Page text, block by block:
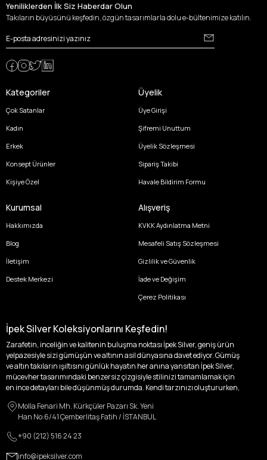
Yeniliklerden İlk Siz Haberdar Olun
Takıların büyüsünü keşfedin, özgün tasarımlarla dolu e-bültenimize katılın.
Kategoriler
Çok Satanlar
Kadın
Erkek
Konsept Ürünler
Kişiye Özel
Üyelik
Üye Girişi
Şifremi Unuttum
Üyelik Sözleşmesi
Sipariş Takibi
Havale Bildirim Formu
Kurumsal
Hakkımızda
Blog
İletişim
Destek Merkezi
Alışveriş
KVKK Aydınlatma Metni
Mesafeli Satış Sözleşmesi
Gizlilik ve Güvenlik
İade ve Değişim
Çerez Politikası
İpek Silver Koleksiyonlarını Keşfedin!
Zarafetin, inceliğin ve kalitenin buluşma noktası İpek Silver, geniş ürün
yelpazesiyle sizi gümüşün ve altının asil dünyasına davet ediyor. Gümüş
ve altın takıların ışıltısını günlük hayatın her anına yansıtan İpek Silver,
mücevher tasarımındaki benzersiz çizgisiyle stilinizi tamamlamak için
en ince detayları bile düşünmüş durumda. Kendi tarzınızı oluştururken,
özgünlüğünüzü ön plana çıkaracak tasarımlarımızla tanışın.
İpek Silver’da her bir parça, sizin benzersiz hikayenizi anlatıyor. İster
kendinizi ifade etmek için özel bir parça arayışında olun, ister
sevdiklerinize unutulmaz bir hediye vermek isteyin, her zevke ve her anı
Molla Fenari Mh. Kürkçüler Pazarı Sk. Yeni
Han No:6/41 Çemberlitaş Fatih / İSTANBUL
+90 (212) 516 24 23
info@ipeksilver.com